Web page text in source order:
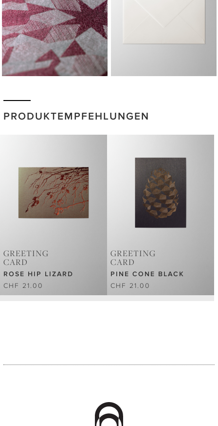
PRODUKTEMPFEHLUNGEN
GREETING
CARD
ROSE HIP LIZARD
CHF 21.00
GREETING
CARD
PINE CONE BLACK
CHF 21.00